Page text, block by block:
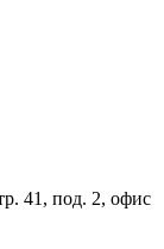
41, под. 2, офис